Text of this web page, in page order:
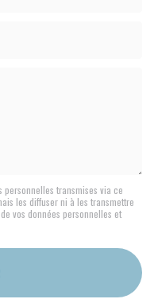
personnelles transmises via ce
les diffuser ni à les transmettre
vos données personnelles et